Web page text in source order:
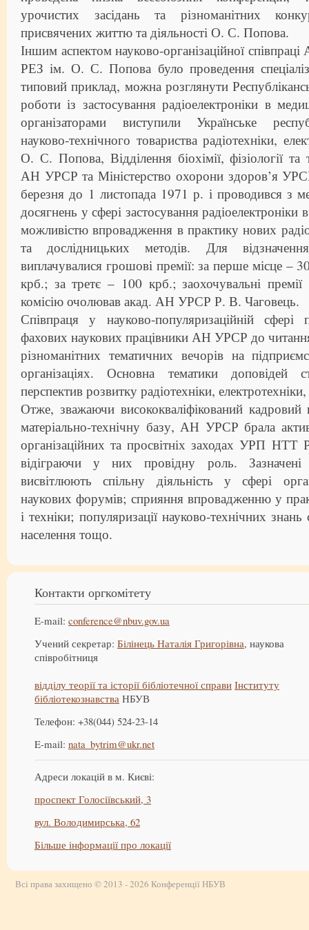
урочистих засідань та різноманітних
присвячених життю та діяльності О. С. Попова.
Іншим аспектом науково-організаційної
РЕЗ ім. О. С. Попова було проведення
типовий приклад, можна розглянути
роботи із застосування радіоелектроніки в
організаторами виступили Українське
науково-технічного товариства радіотехніки,
О. С. Попова, Відділення біохімії, фізіології
АН УРСР та Міністерство охорони здоров’я
березня до 1 листопада 1971 р. і проводився з
досягнень у сфері застосування радіоелектроніки
можливістю впровадження в практику нових
та дослідницьких методів. Для
виплачувалися грошові премії: за перше місце –
крб.; за третє – 100 крб.; заохочувальні
комісію очолював акад. АН УРСР Р. В. Чаговець.
Співпраця у науково-популяризаційній сфері
фахових наукових працівники АН УРСР до
різноманітних тематичних вечорів на
організаціях. Основна тематики доповідей
перспектив розвитку радіотехніки,
Отже, зважаючи висококваліфікований
матеріально-технічну базу, АН УРСР брала
організаційних та просвітніх заходах УРП
відіграючи у них провідну роль. Зазначені
висвітлюють спільну діяльність у сфері
наукових форумів; сприяння впровадженню у
і техніки; популяризації науково-технічних
населення тощо.
Контакти оргкомітету
E-mail: conference@nbuv.gov.ua
Учений секретар: Білінець Наталія Григорівна, наукова
співробітниця
відділу теорії та історії бібліотечної справи Інституту
бібліотекознавства НБУВ
Телефон: +38(044) 524-23-14
E-mail: nata_bytrim@ukr.net
Адреси локацій в м. Києві:
проспект Голосіївський, 3
вул. Володимирська, 62
Більше інформації про локації
Всі права захищено © 2013 - 2026 Конференції НБУВ